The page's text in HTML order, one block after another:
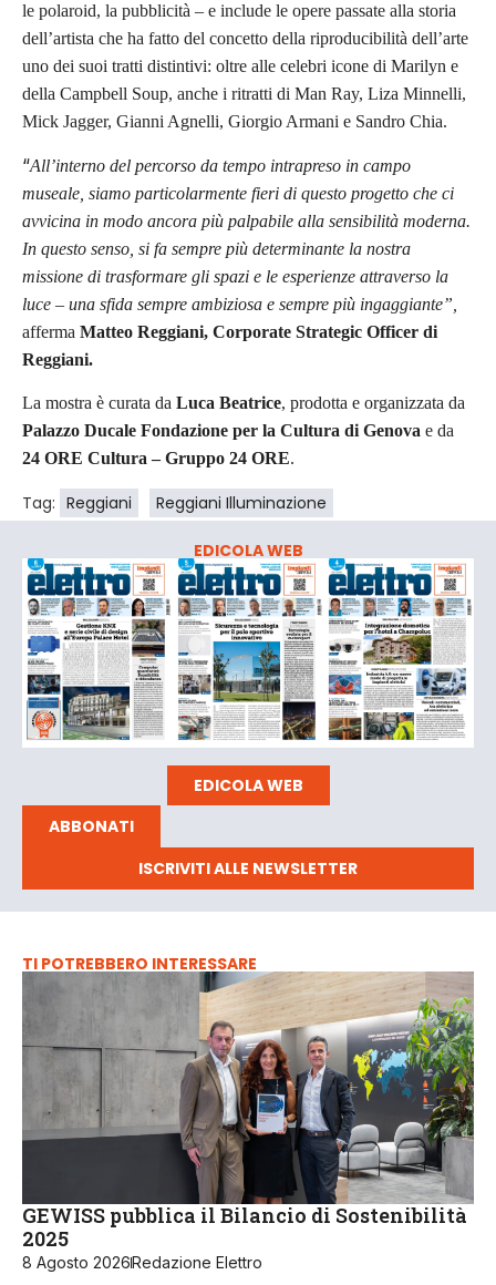
le polaroid, la pubblicità – e include le opere passate alla storia
dell’artista che ha fatto del concetto della riproducibilità dell’arte
uno dei suoi tratti distintivi: oltre alle celebri icone di Marilyn e
della Campbell Soup, anche i ritratti di Man Ray, Liza Minnelli,
Mick Jagger, Gianni Agnelli, Giorgio Armani e Sandro Chia.
“All’interno del percorso da tempo intrapreso in campo
museale, siamo particolarmente fieri di questo progetto che ci
avvicina in modo ancora più palpabile alla sensibilità moderna.
In questo senso, si fa sempre più determinante la nostra
missione di trasformare gli spazi e le esperienze attraverso la
luce – una sfida sempre ambiziosa e sempre più ingaggiante”,
afferma Matteo Reggiani, Corporate Strategic Officer di
Reggiani.
La mostra è curata da Luca Beatrice, prodotta e organizzata da
Palazzo Ducale Fondazione per la Cultura di Genova e da
24 ORE Cultura – Gruppo 24 ORE.
Tag: Reggiani Reggiani Illuminazione
EDICOLA WEB
EDICOLA WEB
ABBONATI
ISCRIVITI ALLE NEWSLETTER
TI POTREBBERO INTERESSARE
GEWISS pubblica il Bilancio di Sostenibilità
2025
8 Agosto 2026Redazione Elettro